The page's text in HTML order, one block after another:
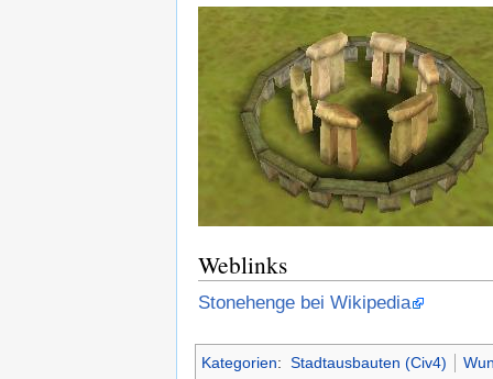
Weblinks
Stonehenge bei Wikipedia
Kategorien: Stadtausbauten (Civ4)